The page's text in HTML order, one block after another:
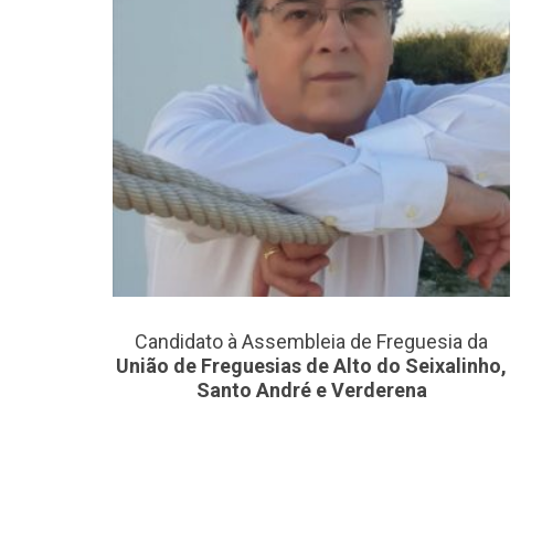
Candidato à Assembleia de Freguesia da
União de Freguesias de Alto do Seixalinho,
Santo André e Verderena